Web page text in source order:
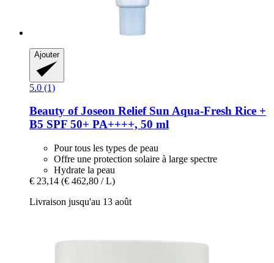
Ajouter
5.0 (1)
Beauty of Joseon Relief Sun Aqua-​Fresh Rice +
B5 SPF 50+ PA++++, 50 ml
Pour tous les types de peau
Offre une protection solaire à large spectre
Hydrate la peau
€ 23,14 (€ 462,80 / L)
Livraison jusqu'au 13 août